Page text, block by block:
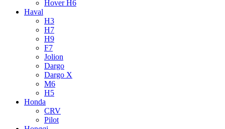
Hover H6
Haval
H3
H7
H9
F7
Jolion
Dargo
Dargo X
M6
H5
Honda
CRV
Pilot